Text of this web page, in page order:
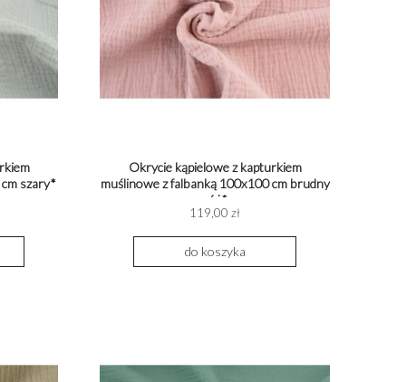
szary*
Okrycie kąpielowe z kapturkiem
muślinowe z falbanką 100x100 cm brudny
róż*
119,00 zł
do koszyka